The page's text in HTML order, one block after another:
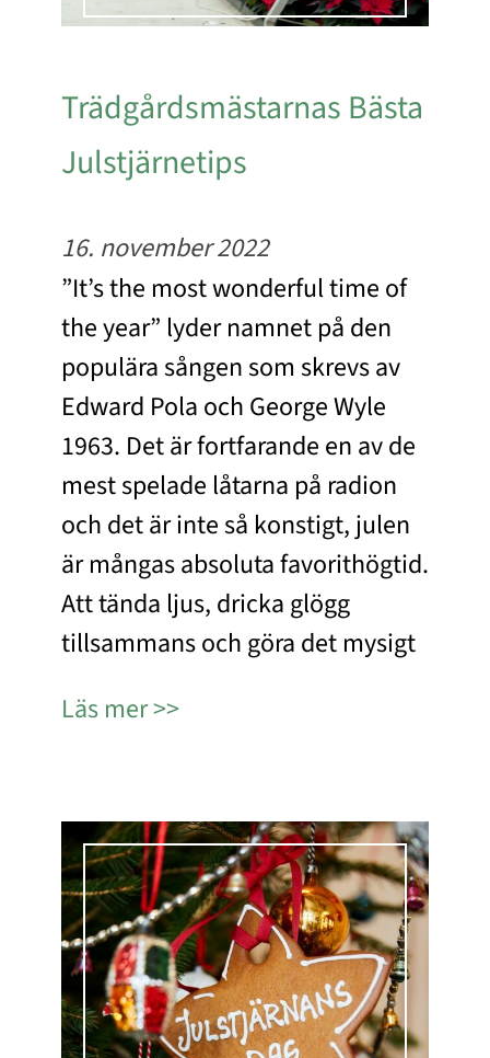
Trädgårdsmästarnas Bästa
Julstjärnetips
16. november 2022
”It’s the most wonderful time of
the year” lyder namnet på den
populära sången som skrevs av
Edward Pola och George Wyle
1963. Det är fortfarande en av de
mest spelade låtarna på radion
och det är inte så konstigt, julen
är mångas absoluta favorithögtid.
Att tända ljus, dricka glögg
tillsammans och göra det mysigt
Läs mer